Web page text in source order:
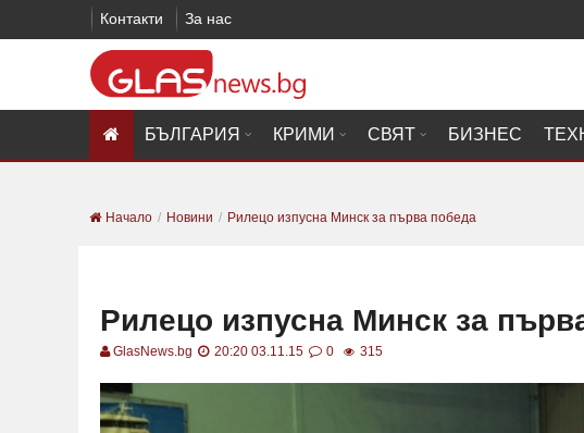
Контакти За нас
БЪЛГАРИЯ КРИМИ СВЯТ БИЗНЕС
Начало Новини Рилецо изпусна Минск за първа победа
Рилецо изпусна Минск за
GlasNews.bg 20:20 03.11.15 0 315